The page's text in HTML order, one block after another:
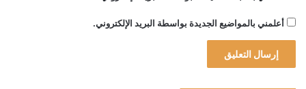
أعلمني بالمواضيع الجديدة بواسطة البريد الإلكتروني.